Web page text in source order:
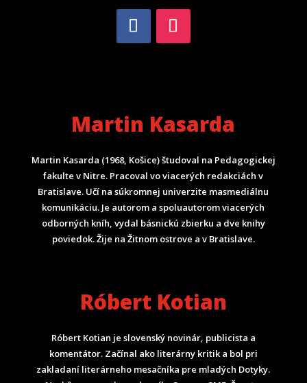
Martin Kasarda
Martin Kasarda (1968, Košice) študoval na Pedagogickej
fakulte v Nitre. Pracoval vo viacerých redakciách v
Bratislave. Učí na súkromnej univerzite masmediálnu
komunikáciu. Je autorom a spoluautorom viacerých
odborných kníh, vydal básnickú zbierku a dve knihy
poviedok. Žije na Žitnom ostrove a v Bratislave.
Róbert Kotian
Róbert Kotian je slovenský novinár, publicista a
komentátor. Začínal ako literárny kritik a bol pri
zakladaní literárneho mesačníka pre mladých Dotyky.